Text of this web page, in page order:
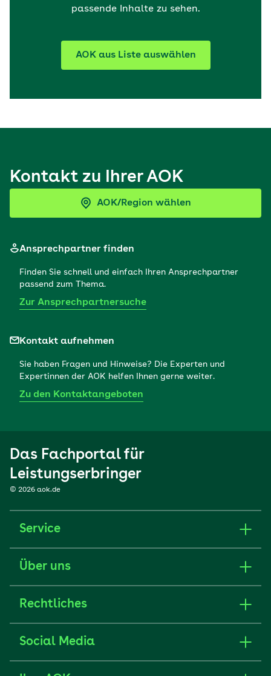
passende Inhalte zu sehen.
AOK aus Liste auswählen
Kontakt zu Ihrer AOK
AOK/Region wählen
Ansprechpartner finden
Finden Sie schnell und einfach Ihren Ansprechpartner
passend zum Thema.
Zur Ansprechpartnersuche
Kontakt aufnehmen
Sie haben Fragen und Hinweise? Die Experten und
Expertinnen der AOK helfen Ihnen gerne weiter.
Zu den Kontaktangeboten
Das Fachportal für
Leistungserbringer
© 2026 aok.de
Service
Über uns
Rechtliches
Social Media